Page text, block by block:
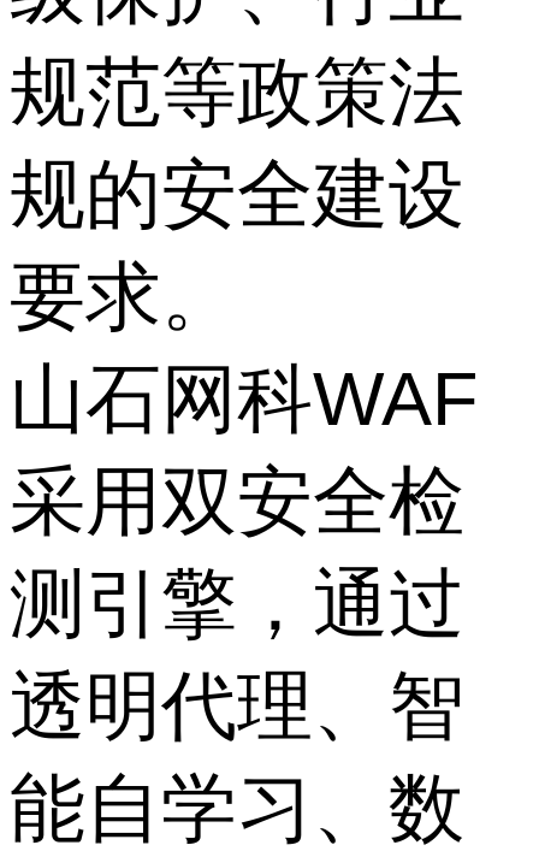
规范等政策法
规的安全建设
要求。
山石网科WAF
采用双安全检
测引擎，通过
透明代理、智
能自学习、数